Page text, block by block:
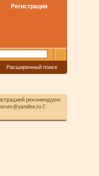
Регистрация
Расширенный поиск
рекомендуем
С